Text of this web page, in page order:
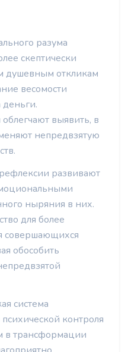
разума
скептически
душевным откликам
весомости
выявить, в
непредвзятую
развивают
ныряния в них.
для более
совершающихся
обособить
система
контроля
в трансформации